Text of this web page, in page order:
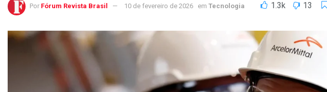
Por Fórum Revista Brasil 10 de fevereiro de 2026 em Tecnologia 1.3k 13